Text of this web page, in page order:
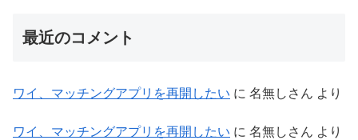
最近のコメント
ワイ、マッチングアプリを再開したい に 名無しさん より
ワイ、マッチングアプリを再開したい に 名無しさん より